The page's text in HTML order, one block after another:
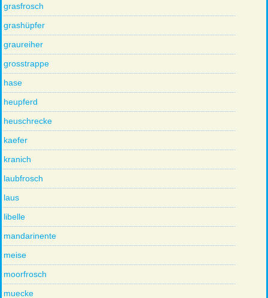
grasfrosch
grashüpfer
graureiher
grosstrappe
hase
heupferd
heuschrecke
kaefer
kranich
laubfrosch
laus
libelle
mandarinente
meise
moorfrosch
muecke